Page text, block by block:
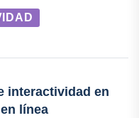
interactividad en
línea